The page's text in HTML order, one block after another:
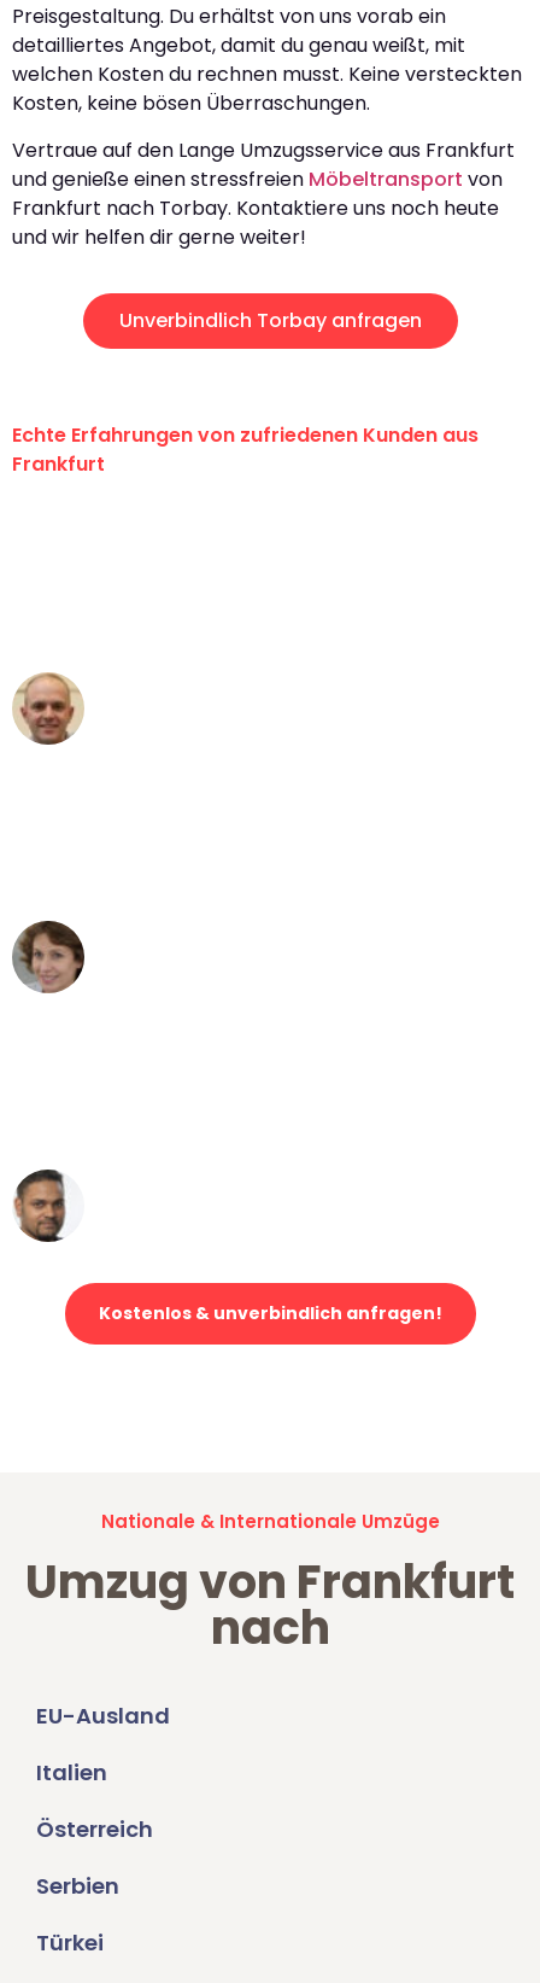
Preisgestaltung. Du erhältst von uns vorab ein
detailliertes Angebot, damit du genau weißt, mit
welchen Kosten du rechnen musst. Keine versteckten
Kosten, keine bösen Überraschungen.
Vertraue auf den Lange Umzugsservice aus Frankfurt
und genieße einen stressfreien Möbeltransport von
Frankfurt nach Torbay. Kontaktiere uns noch heute
und wir helfen dir gerne weiter!
Unverbindlich Torbay anfragen
Echte Erfahrungen von zufriedenen Kunden aus
Frankfurt
Kostenlos & unverbindlich anfragen!
Nationale & Internationale Umzüge
Umzug von Frankfurt
nach
EU-Ausland
Italien
Österreich
Serbien
Türkei